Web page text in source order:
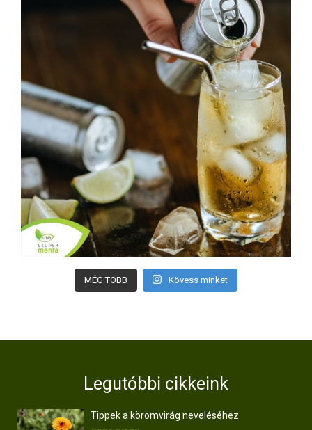
MÉG TÖBB Kövess minket
Legutóbbi cikkeink
Tippek a körömvirág neveléséhez